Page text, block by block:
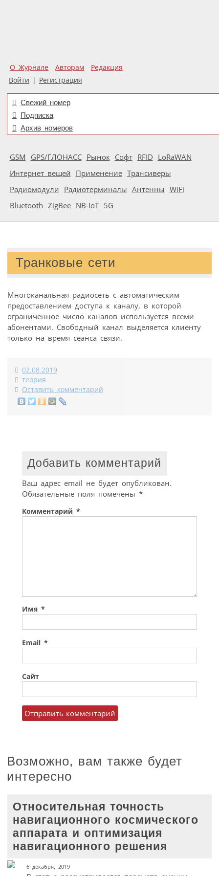
О Журнале Авторам
Редакция
Войти | Регистрация
Свежий номер
Подписка
Архив номеров
GSM GPS/ГЛОНАСС Рынок Софт RFID LoRaWAN
Интернет вещей Применение Трансиверы
Радиомодули Радиотерминалы Антенны WiFi
Bluetooth ZigBee NB-IoT 5G
Транковые сети
Многоканальная радиосеть с автоматическим
предоставлением доступа к каналу, в которой
ограниченное число каналов используется всеми
абонентами. Свободный канал выделяется клиенту
только на время сеанса связи.
02.08.2019
теория
Оставить комментарий
Добавить комментарий
Ваш адрес email не будет опубликован.
Обязательные поля помечены *
Комментарий *
Имя *
Email *
Сайт
Возможно, вам также будет
интересно
Относительная точность
навигационного космического
аппарата и оптимизация
навигационного решения
6 декабря, 2019